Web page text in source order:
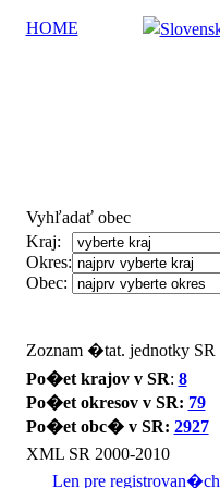
HOME
Vyhľadať obec
Kraj:
Okres:
Obec:
Zoznam �tat. jednotky SR
Po�et krajov v SR: 8
Po�et okresov v SR: 79
Po�et obc� v SR: 2927
XML SR 2000-2010
Len pre registrovan�ch